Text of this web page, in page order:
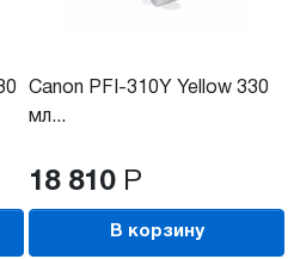
Canon PFI-310Y Yellow 330
мл...
18 810 Р
В корзину